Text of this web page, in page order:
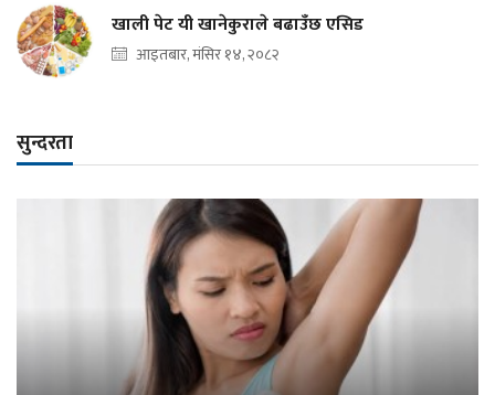
खाली पेट यी खानेकुराले बढाउँछ एसिड
आइतबार, मंसिर १४, २०८२
सुन्दरता